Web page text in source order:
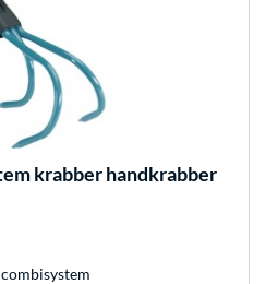
krabber handkrabber